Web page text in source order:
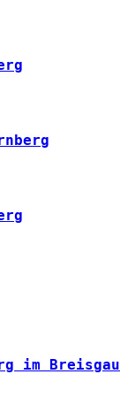
im Breisgau